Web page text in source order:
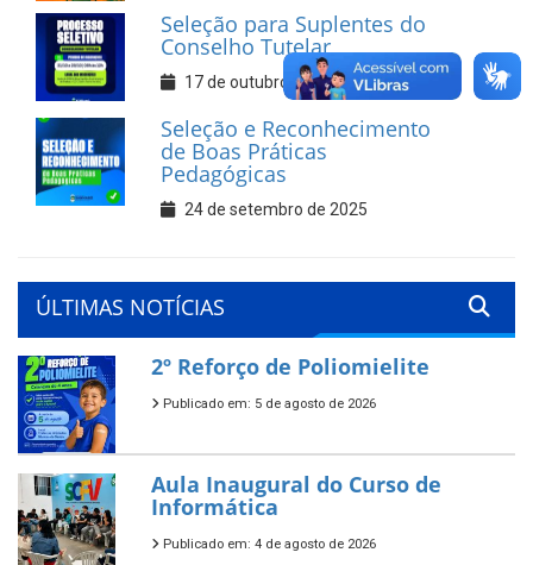
Seleção para Suplentes do
Conselho Tutelar
17 de outubro de 2025
Seleção e Reconhecimento
de Boas Práticas
Pedagógicas
24 de setembro de 2025
ÚLTIMAS NOTÍCIAS
2º Reforço de Poliomielite
Publicado em: 5 de agosto de 2026
Aula Inaugural do Curso de
Informática
Publicado em: 4 de agosto de 2026